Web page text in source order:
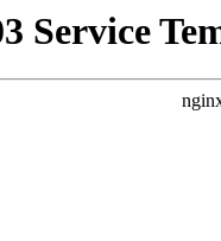
Service